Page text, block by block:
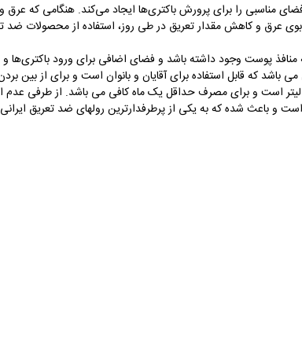
مناسبی را برای پرورش باکتری‌ها ایجاد می‌کند. هنگامی که عرق
بوی عرق و کاهش مقدار تعریق در طی روز، استفاده از محصولات ضد
پوست وجود داشته باشد و فضای اضافی برای ورود باکتری‌ها
که قابل استفاده برای آقایان و بانوان است و برای از بین
عدم
و باعث شده که به یکی از پرطرفدارترین رولهای ضد تعریق